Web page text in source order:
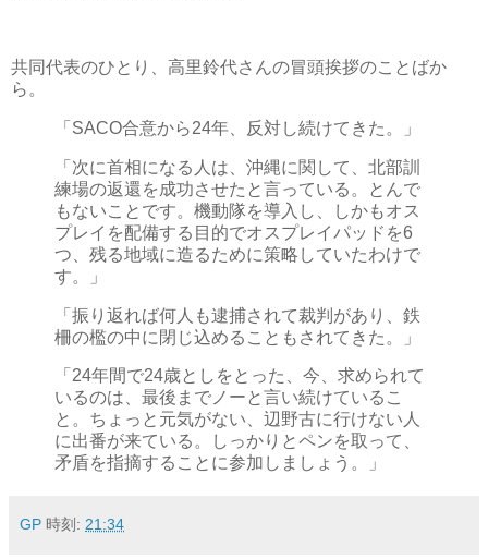
共同代表のひとり、高里鈴代さんの冒頭挨拶のことばか
ら。
「SACO合意から24年、反対し続けてきた。」
「次に首相になる人は、沖縄に関して、北部訓
練場の返還を成功させたと言っている。とんで
もないことです。機動隊を導入し、しかもオス
プレイを配備する目的でオスプレイパッドを6
つ、残る地域に造るために策略していたわけで
す。」
「振り返れば何人も逮捕されて裁判があり、鉄
柵の檻の中に閉じ込めることもされてきた。」
「24年間で24歳としをとった、今、求められて
いるのは、最後までノーと言い続けているこ
と。ちょっと元気がない、辺野古に行けない人
に出番が来ている。しっかりとペンを取って、
矛盾を指摘することに参加しましょう。」
GP 時刻: 21:34